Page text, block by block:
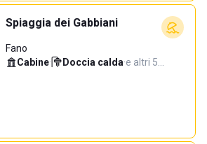
Spiaggia dei Gabbiani
Fano
Cabine· Doccia calda·e altri 5…